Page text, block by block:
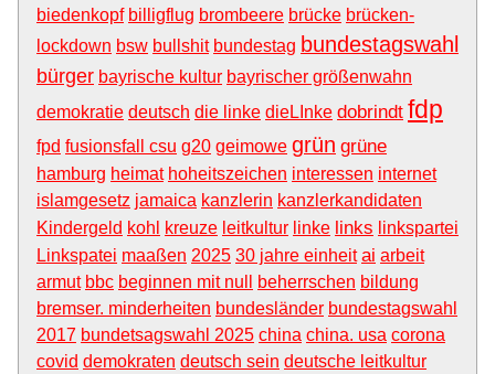
biedenkopf billigflug brombeere brücke brücken-
lockdown bsw bullshit bundestag bundestagswahl
bürger bayrische kultur bayrischer größenwahn
demokratie deutsch die linke dieLInke dobrindt fdp
fpd fusionsfall csu g20 geimowe grün grüne
hamburg heimat hoheitszeichen interessen internet
islamgesetz jamaica kanzlerin kanzlerkandidaten
Kindergeld kohl kreuze leitkultur linke links linkspartei
Linkspatei maaßen 2025 30 jahre einheit ai arbeit
armut bbc beginnen mit null beherrschen bildung
bremser. minderheiten bundesländer bundestagswahl
2017 bundetsagswahl 2025 china china. usa corona
covid demokraten deutsch sein deutsche leitkultur